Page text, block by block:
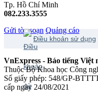
Tp. Hồ Chí Minh
082.233.3555
Gửi tòa soạn Quảng cáo
Điều khoản sử dụng
VnExpress - Báo tiếng Việt
Thuộc Bộ Khoa học Công
Số giấy phép: 548/GP-
cấp ngày 24/08/2021